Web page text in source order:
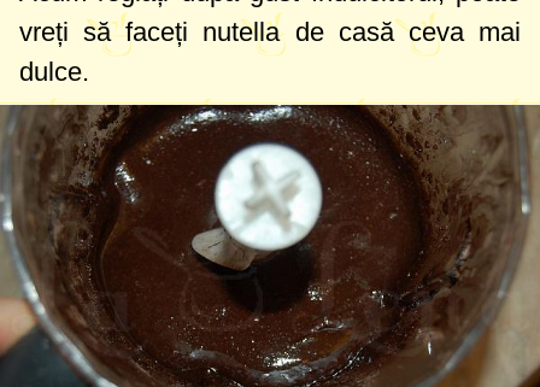
vreți să faceți nutella de casă ceva mai
dulce.